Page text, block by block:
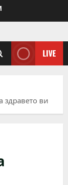
LIVE
здравето ви